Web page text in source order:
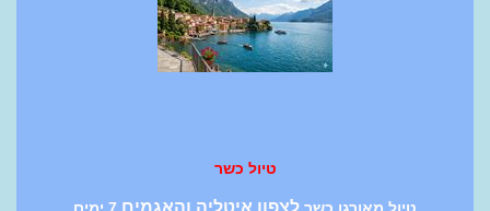
טיול כשר
טיול מאורגן כשר לצפון איטליה והאגמים